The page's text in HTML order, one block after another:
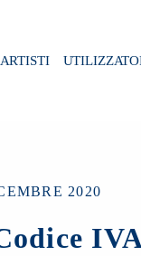
ARTISTI
2020